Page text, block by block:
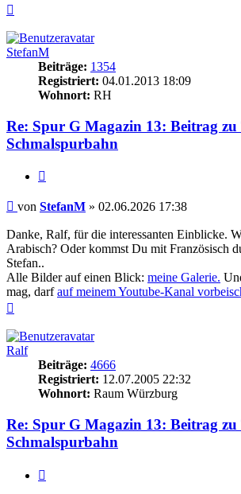
StefanM
Beiträge: 1354
Registriert: 04.01.2013 18:09
Wohnort: RH
Re: Spur G Magazin 13: Beitrag zu
Schmalspurbahn
Beitrag
von StefanM » 02.06.2026 17:38
Danke, Ralf, für die interessanten Einblicke.
Arabisch? Oder kommst Du mit Französisch
Stefan..
Alle Bilder auf einen Blick: meine Galerie.
mag, darfauf meinem Youtube-Kanal
Ralf
Beiträge: 4666
Registriert: 12.07.2005 22:32
Wohnort: Raum Würzburg
Re: Spur G Magazin 13: Beitrag zu
Schmalspurbahn